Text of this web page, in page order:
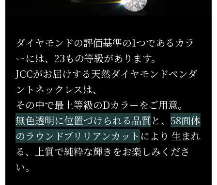
ダイヤモンドの評価基準の1つであるカラ
ーには、23もの等級があります。
JCCがお届けする天然ダイヤモンドペンダ
ントネックレスは、
その中で最上等級のDカラーをご⽤意。
無⾊透明に位置づけられる品質と、58⾯体
のラウンドブリリアンカット により ⽣まれ
る、上質で純粋な輝きをお楽しみくださ
い。